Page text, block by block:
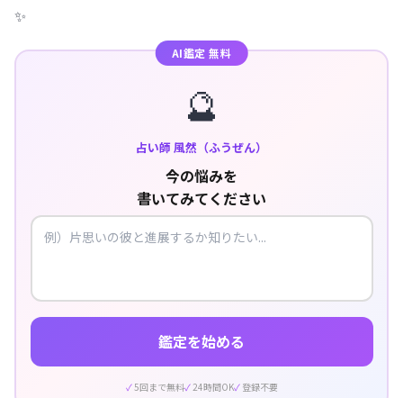
✨
AI鑑定 無料
🔮
占い師 風然（ふうぜん）
今の悩みを
書いてみてください
鑑定を始める
5回まで無料 24時間OK 登録不要